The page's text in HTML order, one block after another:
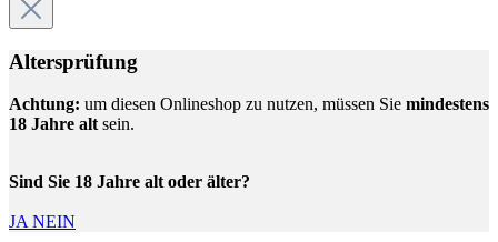
Altersprüfung
Achtung: um diesen Onlineshop zu nutzen, müssen Sie mindestens
18 Jahre alt sein.
Sind Sie 18 Jahre alt oder älter?
JA NEIN